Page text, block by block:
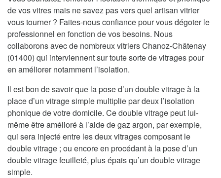
de vos vitres mais ne savez pas vers quel artisan vitrier
vous tourner ? Faites-nous confiance pour vous dégoter le
professionnel en fonction de vos besoins. Nous
collaborons avec de nombreux vitriers Chanoz-Châtenay
(01400) qui interviennent sur toute sorte de vitrages pour
en améliorer notamment l’isolation.
Il est bon de savoir que la pose d’un double vitrage à la
place d’un vitrage simple multiplie par deux l’isolation
phonique de votre domicile. Ce double vitrage peut lui-
même être amélioré à l’aide de gaz argon, par exemple,
qui sera injecté entre les deux vitrages composant le
double vitrage ; ou encore en procédant à la pose d’un
double vitrage feuilleté, plus épais qu’un double vitrage
simple.